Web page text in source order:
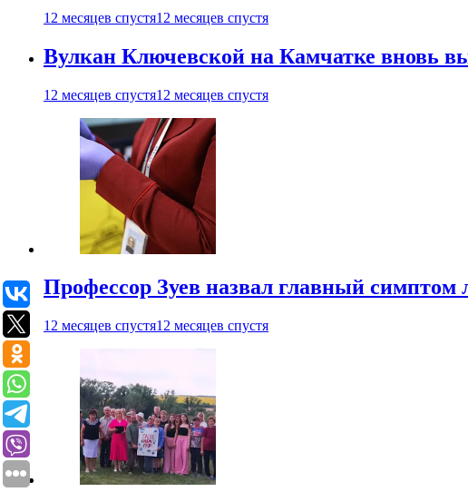
12 месяцев спустя12 месяцев спустя
Вулкан Ключевской на Камчатке вновь
12 месяцев спустя12 месяцев спустя
Профессор Зуев назвал главный симптом
12 месяцев спустя12 месяцев спустя